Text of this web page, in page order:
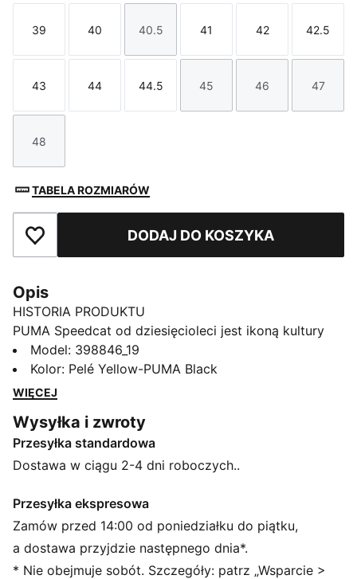
Rozmiar
39
Rozmiar
40
Rozmiar
40.5
Rozmiar
41
Rozmiar
42 42.5
Rozmiar
43
Rozmiar
44
Rozmiar
44.5
Rozmiar
45
Rozmiar
46 47
Rozmiar
48
TABELA ROZMIARÓW
Dodaj do ulubionychDODAJ DO KOSZYKA
Opis
HISTORIA PRODUKTU
PUMA Speedcat od dziesięcioleci jest ikoną kultury
wyścigowej i stylu ulicznego. Świat po raz pierwszy
poznał je jako ultracienkie buty do jazdy
zaprojektowane tak, aby skracać czasy okrążeń o
podstawowym elementem odzieży ulicznej, który
można zobaczyć na ulicach światowych stolic mody.
Ich historia stale ewoluuje, ponieważ są wybierane
pokolenia. Wielki powrót klasyków Speedcat.
CECHY + KORZYŚCI
IMEVA: Materiał PUMA zapewniający lekkość i
Model: 398846_19
Kolor: Pelé Yellow-PUMA Black
WIĘCEJ
Wysyłka i zwroty
Przesyłka standardowa
Dostawa w ciągu 2-4 dni roboczych..
Przesyłka ekspresowa
Zamów przed 14:00 od poniedziałku do piątku,
a dostawa przyjdzie następnego dnia*.
* Nie obejmuje sobót. Szczegóły: patrz „Wsparcie >